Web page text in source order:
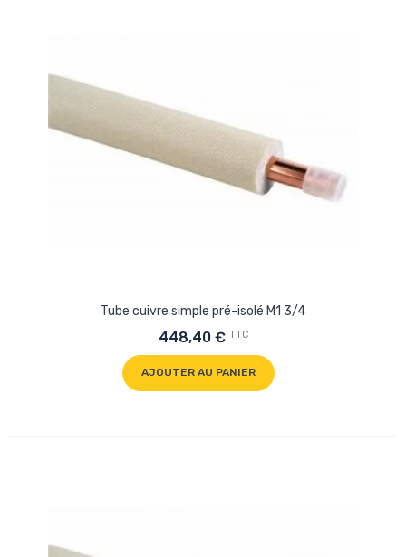
Tube cuivre simple pré-isolé M1 3/4
448,40 € TTC
AJOUTER AU PANIER